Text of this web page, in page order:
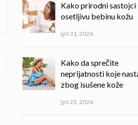
Kako prirodni sastojci
osetljivu bebinu kožu
јул 31, 2026
Kako da sprečite
neprijatnosti koje
zbog isušene kože
јул 25, 2026